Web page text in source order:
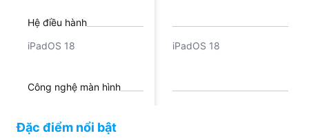
Hệ điều hành
iPadOS 18
Công nghệ màn hình
iPadOS 18
Đặc điểm nổi bật